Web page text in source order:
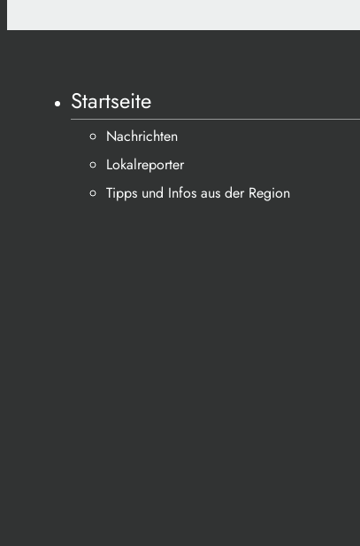
Startseite
Nachrichten
Lokalreporter
Tipps und Infos aus der Region